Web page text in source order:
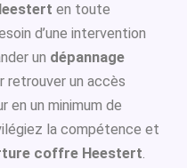
en toute
d’une intervention
un dépannage
retrouver un accès
en un minimum de
la compétence et
coffre Heestert.